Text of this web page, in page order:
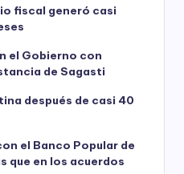
fiscal generó casi
el Gobierno con
de Sagasti
después de casi 40
el Banco Popular de
que en los acuerdos